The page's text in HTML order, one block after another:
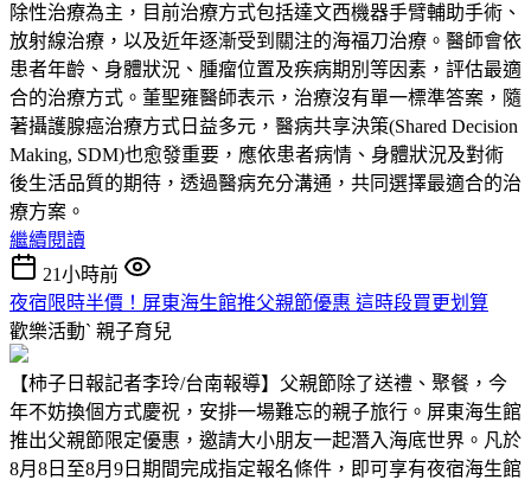
除性治療為主，目前治療方式包括達文西機器手臂輔助手術、
放射線治療，以及近年逐漸受到關注的海福刀治療。醫師會依
患者年齡、身體狀況、腫瘤位置及疾病期別等因素，評估最適
合的治療方式。董聖雍醫師表示，治療沒有單一標準答案，隨
著攝護腺癌治療方式日益多元，醫病共享決策(Shared Decision
Making, SDM)也愈發重要，應依患者病情、身體狀況及對術
後生活品質的期待，透過醫病充分溝通，共同選擇最適合的治
療方案。
繼續閱讀
21小時前
夜宿限時半價！屏東海生館推父親節優惠 這時段買更划算
歡樂活動ˋ 親子育兒
【柿子日報記者李玲/台南報導】父親節除了送禮、聚餐，今
年不妨換個方式慶祝，安排一場難忘的親子旅行。屏東海生館
推出父親節限定優惠，邀請大小朋友一起潛入海底世界。凡於
8月8日至8月9日期間完成指定報名條件，即可享有夜宿海生館